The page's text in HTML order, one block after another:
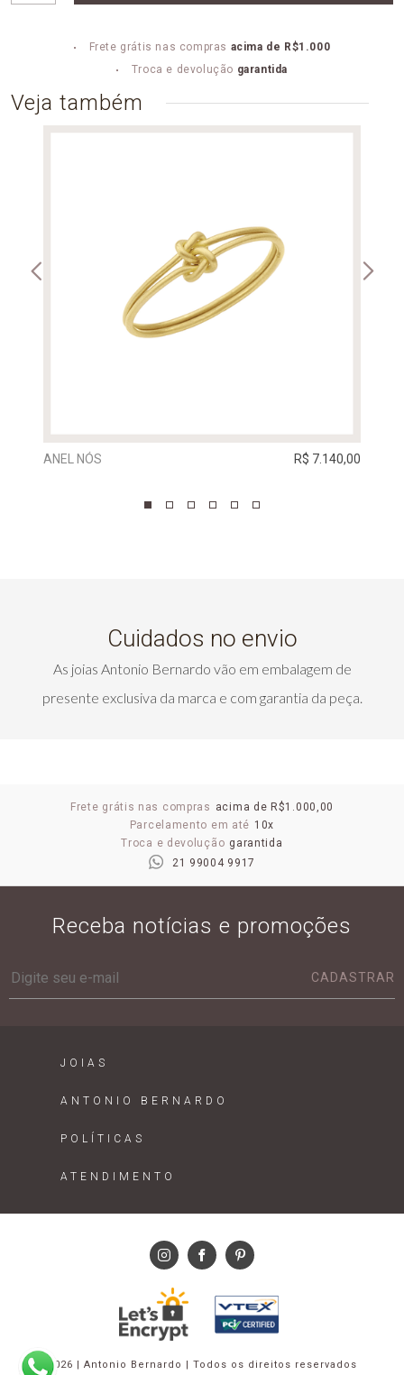
Frete grátis nas compras acima de R$1.000
Troca e devolução garantida
Veja também
ANEL NÓS R$ 7.140,00
Cuidados no envio
As joias Antonio Bernardo vão em embalagem de
presente exclusiva da marca e com garantia da peça.
Frete grátis nas compras acima de R$1.000,00
Parcelamento em até 10x
Troca e devolução garantida
21 99004 9917
Receba notícias e promoções
CADASTRAR
JOIAS
ANTONIO BERNARDO
POLÍTICAS
ATENDIMENTO
2026 | Antonio Bernardo | Todos os direitos reservados